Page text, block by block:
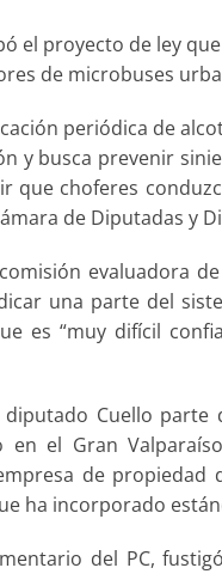
el proyecto de ley
de microbuses
periódica de
y busca prevenir
que choferes
de Diputadas y
evaluadora
una parte del
es “muy difícil
Cuello parte
en el Gran
de propiedad
ha incorporado
del PC,